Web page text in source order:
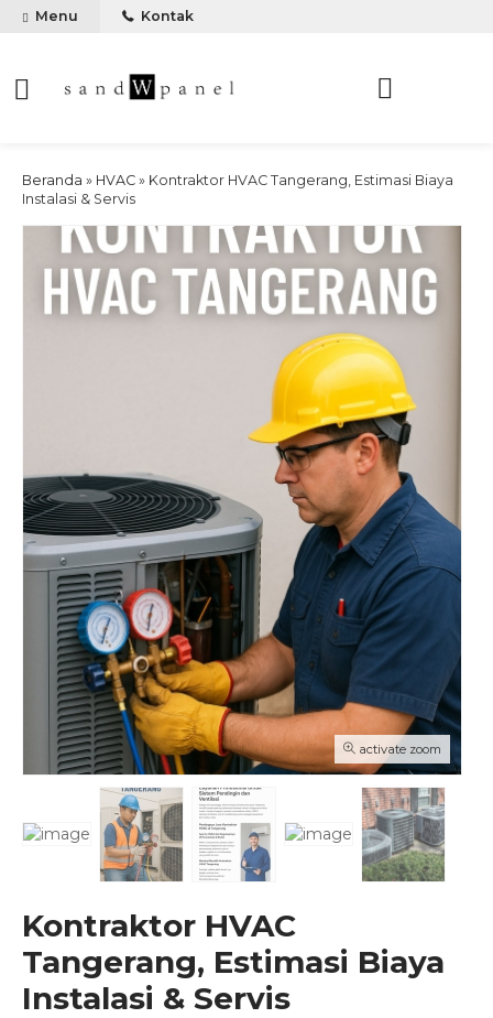
Menu Kontak
Beranda » HVAC » Kontraktor HVAC Tangerang, Estimasi Biaya
Instalasi & Servis
activate zoom
Kontraktor HVAC
Tangerang, Estimasi Biaya
Instalasi & Servis